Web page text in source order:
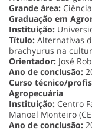
Grande área:
Graduação em
Instituição:
Título: Alternativas
brachyurus na
Orientador: José
Ano de conclusão:
Curso técnico/
Agropecuária
Instituição: Centro
Manoel Monteiro
Ano de conclusão: